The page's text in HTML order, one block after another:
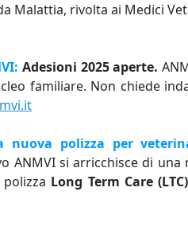
Malattia, rivolta ai Medici
Adesioni 2025 aperte.
familiare. Non chiede
la nuova polizza per
ANMVI si arricchisce di
Long Term Care (LTC)